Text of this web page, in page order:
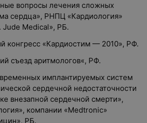
вопросы лечения сложных
сердца», РНПЦ «Кардиология»
Jude Medical», РБ.
конгресс «Кардиостим — 2010», РФ.
съезд аритмологов«, РФ.
имплантируемых систем
сердечной недостаточности
внезапной сердечной смерти»,
компании «Medtronic»
РБ.